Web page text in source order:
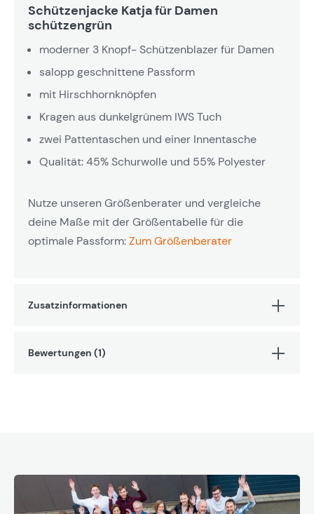
Schützenjacke Katja für Damen
schützengrün
moderner 3 Knopf- Schützenblazer für Damen
salopp geschnittene Passform
mit Hirschhornknöpfen
Kragen aus dunkelgrünem IWS Tuch
zwei Pattentaschen und einer Innentasche
Qualität: 45% Schurwolle und 55% Polyester
Nutze unseren Größenberater und vergleiche
deine Maße mit der Größentabelle für die
optimale Passform:Zum Größenberater
Zusatzinformationen
Bewertungen (1)